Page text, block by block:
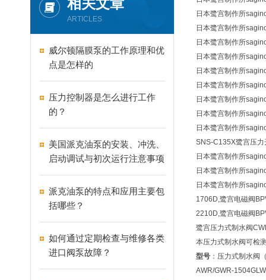
相关文章
ARTICLES
威尔顿隔膜泵的工作原理和优
点是怎样的
压力控制器是怎么进行工作
的？
美国派克油泵的安装、冲洗、
启动调试与初次运行注意事项
派克油泵的特点和应用主要包
括哪些？
如何通过定期检查与维修各类
进口阀泵故障？
日本鹭宫制作所
日本鹭宫制作所
日本鹭宫制作所
日本鹭宫制作所
日本鹭宫制作所
日本鹭宫制作所
日本鹭宫制作所
日本鹭宫制作所
日本鹭宫制作所
SNS-C135X鹭宫压
日本鹭宫制作所
日本鹭宫制作所
日本鹭宫制作所
1706D,鹭宫电磁阀
2210D,鹭宫电磁阀
鹭宫压力式制水阀
本压力式制水阀可检
型号 ：压力式制水阀
AWR/GWR-